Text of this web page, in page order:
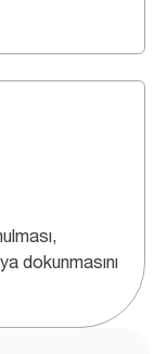
dokunmasını